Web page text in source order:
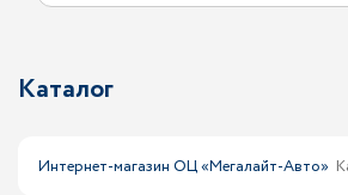
Каталог
Интернет-магазин ОЦ «Мегалайт-Авто»